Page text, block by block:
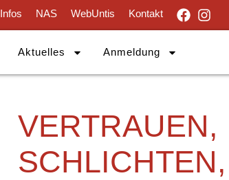
Infos NAS WebUntis Kontakt
Aktuelles Anmeldung
VERTRAUEN,